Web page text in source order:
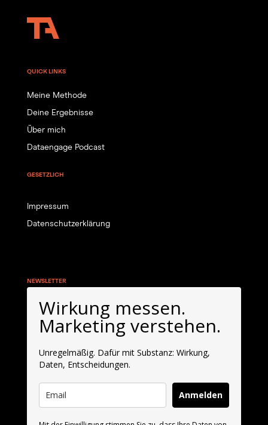
QUICK LINKS
Meine Methode
Deine Ergebnisse
Über mich
Dataengage Podcast
GESETZLICH
Impressum
Datenschutzerklärung
NEWSLETTER
Wirkung messen.
Marketing verstehen.
Unregelmäßig. Dafür mit Substanz: Wirkung,
Daten, Entscheidungen.
Anmelden